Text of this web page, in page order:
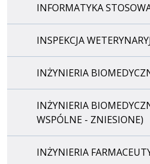
INFORMATYKA
INSPEKCJA
INŻYNIERIA
INŻYNIERIA
WSPÓLNE - ZNIESIONE)
INŻYNIERIA